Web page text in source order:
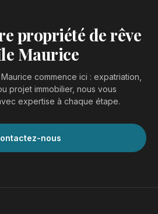
propriété de rêve
Maurice
commence ici : expatriation,
projet immobilier, nous vous
expertise à chaque étape.
nous